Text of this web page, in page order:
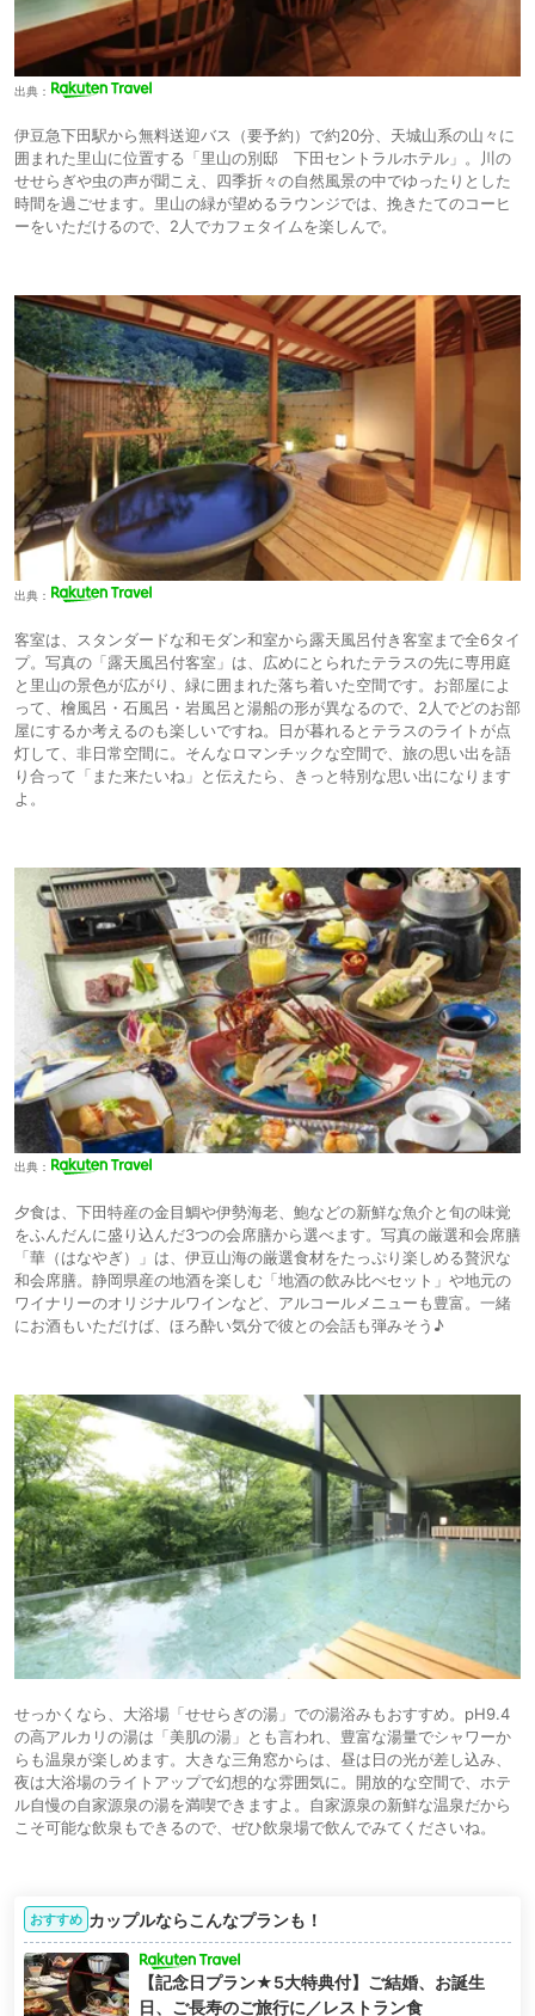
うでした
二食付きにしましたが、夕食も駿河蒸し（金目など入ってる茶碗蒸し）や
静岡県産の夢やまびこ豚の陶板蒸し、金目鯛の煮つけなど
地元の食材を生かしたお料理が美味しかったです
膳で
わさび漬けとかしらすに伊豆を感じました
スタッフの方も丁寧で快適に過ごすことが出来ました
出典：
伊豆急下田駅から無料送迎バス（要予約）で約20分、天城山系の山々に
囲まれた里山に位置する「里山の別邸 下田セントラルホテル」。川の
せせらぎや虫の声が聞こえ、四季折々の自然風景の中でゆったりとした
時間を過ごせます。里山の緑が望めるラウンジでは、挽きたてのコーヒ
ーをいただけるので、2人でカフェタイムを楽しんで。
出典：
客室は、スタンダードな和モダン和室から露天風呂付き客室まで全6タイ
プ。写真の「露天風呂付客室」は、広めにとられたテラスの先に専用庭
と里山の景色が広がり、緑に囲まれた落ち着いた空間です。お部屋によ
って、檜風呂・石風呂・岩風呂と湯船の形が異なるので、2人でどのお部
屋にするか考えるのも楽しいですね。日が暮れるとテラスのライトが点
灯して、非日常空間に。そんなロマンチックな空間で、旅の思い出を語
り合って「また来たいね」と伝えたら、きっと特別な思い出になります
よ。
出典：
夕食は、下田特産の金目鯛や伊勢海老、鮑などの新鮮な魚介と旬の味覚
をふんだんに盛り込んだ3つの会席膳から選べます。写真の厳選和会席膳
「華（はなやぎ）」は、伊豆山海の厳選食材をたっぷり楽しめる贅沢な
和会席膳。静岡県産の地酒を楽しむ「地酒の飲み比べセット」や地元の
ワイナリーのオリジナルワインなど、アルコールメニューも豊富。一緒
にお酒もいただけば、ほろ酔い気分で彼との会話も弾みそう♪
せっかくなら、大浴場「せせらぎの湯」での湯浴みもおすすめ。pH9.4
の高アルカリの湯は「美肌の湯」とも言われ、豊富な湯量でシャワーか
らも温泉が楽しめます。大きな三角窓からは、昼は日の光が差し込み、
夜は大浴場のライトアップで幻想的な雰囲気に。開放的な空間で、ホテ
ル自慢の自家源泉の湯を満喫できますよ。自家源泉の新鮮な温泉だから
こそ可能な飲泉もできるので、ぜひ飲泉場で飲んでみてくださいね。
おすすめ カップルならこんなプランも！
【記念日プラン★5大特典付】ご結婚、お誕生
日、ご長寿のご旅行に／レストラン食